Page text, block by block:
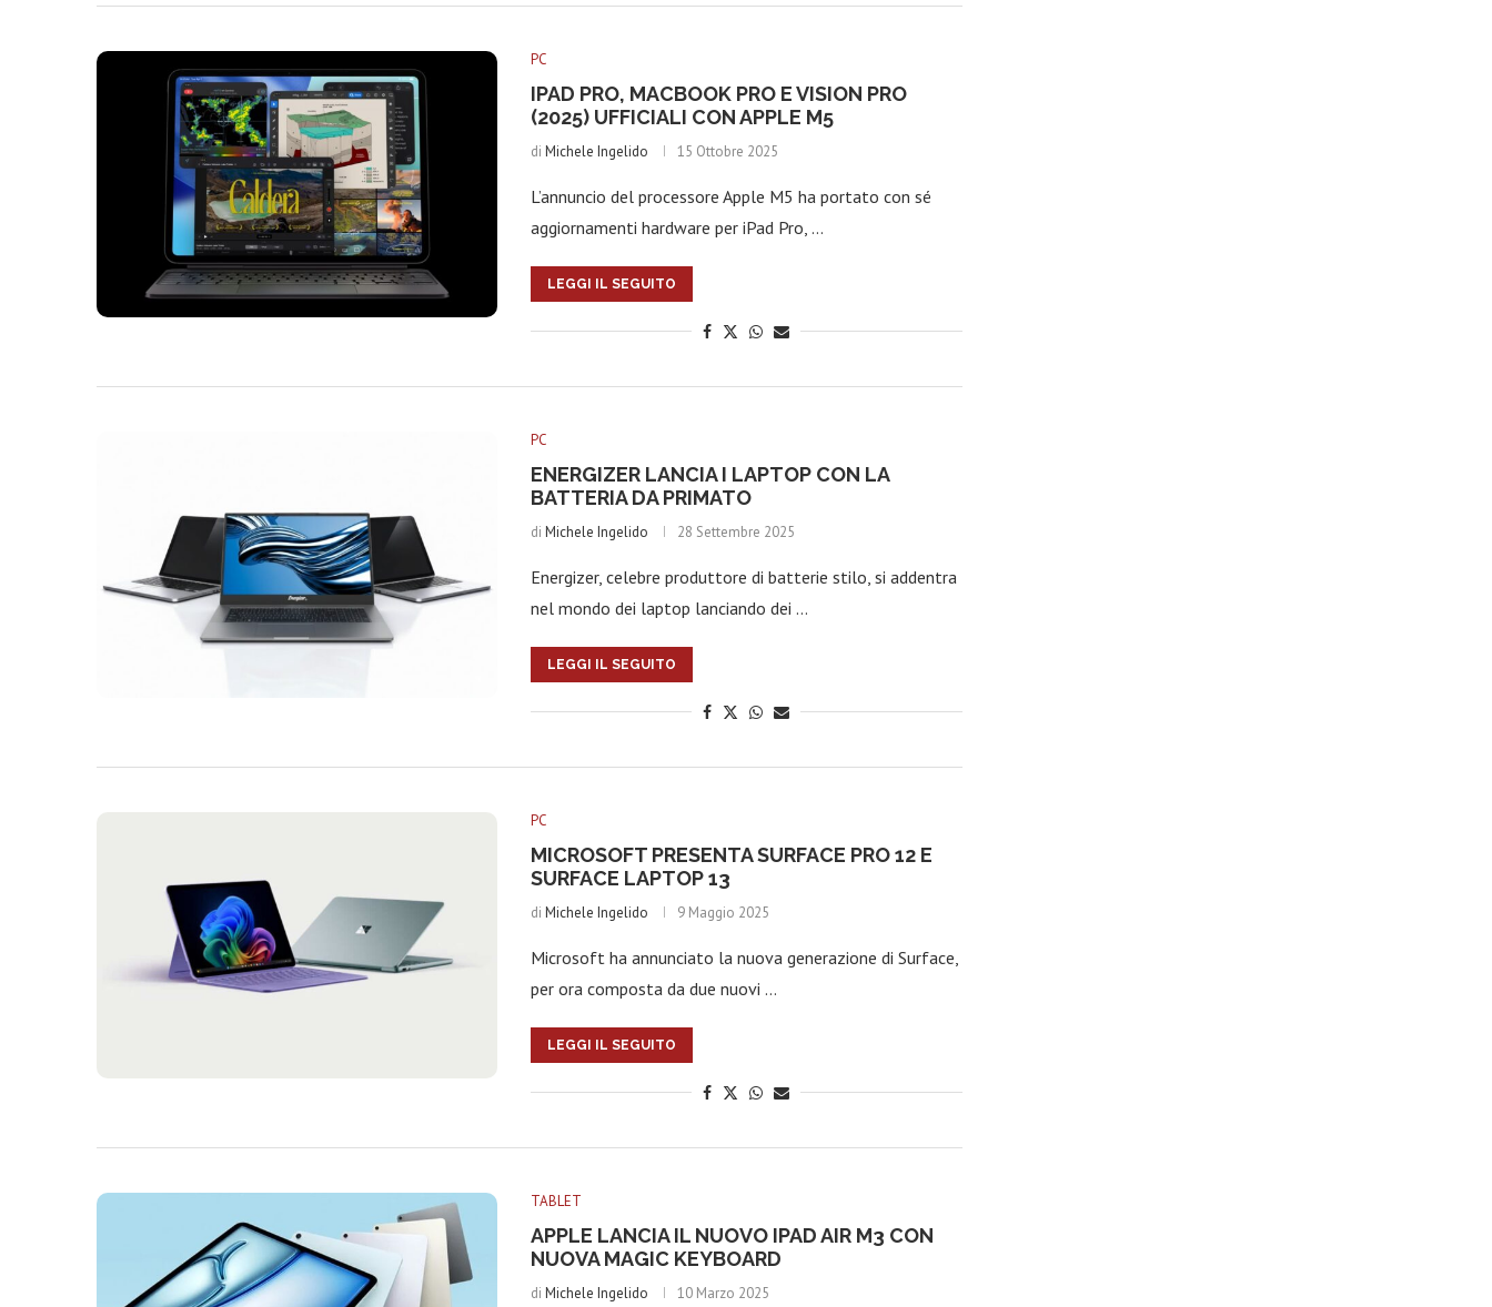
PC
IPAD PRO, MACBOOK PRO E VISION PRO
(2025) UFFICIALI CON APPLE M5
di Michele Ingelido 15 Ottobre 2025
L’annuncio del processore Apple M5 ha portato con sé
aggiornamenti hardware per iPad Pro, …
LEGGI IL SEGUITO
PC
ENERGIZER LANCIA I LAPTOP CON LA
BATTERIA DA PRIMATO
di Michele Ingelido 28 Settembre 2025
Energizer, celebre produttore di batterie stilo, si addentra
nel mondo dei laptop lanciando dei …
LEGGI IL SEGUITO
PC
MICROSOFT PRESENTA SURFACE PRO 12 E
SURFACE LAPTOP 13
di Michele Ingelido 9 Maggio 2025
Microsoft ha annunciato la nuova generazione di Surface,
per ora composta da due nuovi …
LEGGI IL SEGUITO
TABLET
APPLE LANCIA IL NUOVO IPAD AIR M3 CON
NUOVA MAGIC KEYBOARD
di Michele Ingelido 10 Marzo 2025